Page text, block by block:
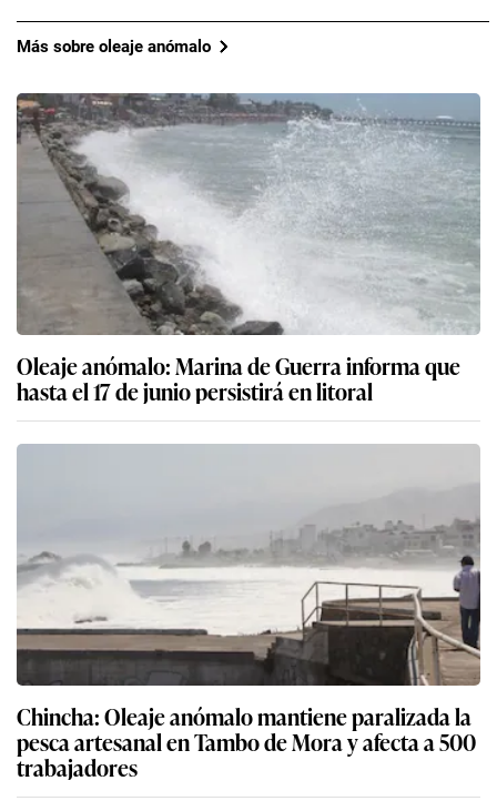
Más sobre oleaje anómalo
Oleaje anómalo: Marina de Guerra informa que
hasta el 17 de junio persistirá en litoral
Chincha: Oleaje anómalo mantiene paralizada la
pesca artesanal en Tambo de Mora y afecta a 500
trabajadores